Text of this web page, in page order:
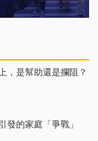
，是幫助還是攔阻？
發的家庭「爭戰」